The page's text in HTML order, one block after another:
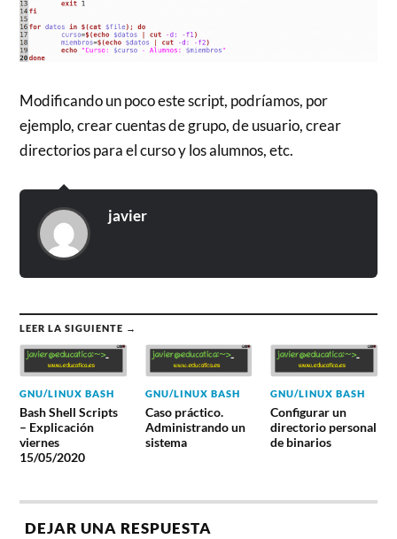
Modificando un poco este script, podríamos, por
ejemplo, crear cuentas de grupo, de usuario, crear
directorios para el curso y los alumnos, etc.
javier
LEER LA SIGUIENTE →
GNU/LINUX BASH
Bash Shell Scripts
– Explicación
viernes
15/05/2020
GNU/LINUX BASH
Caso práctico.
Administrando un
sistema
GNU/LINUX BASH
Configurar un
directorio personal
de binarios
DEJAR UNA RESPUESTA